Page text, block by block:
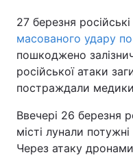
27 березня
масованого удару
пошкоджено
російської атаки
постраждали
Ввечері 26 березня
місті лунали
Через атаку